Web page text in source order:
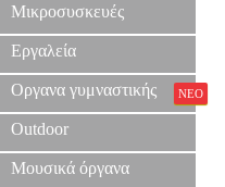
Μικροσυσκευές
Εργαλεία
Οργανα γυμναστικής ΝΕΟ
Outdoor
Μουσικά όργανα